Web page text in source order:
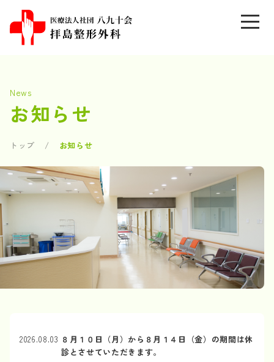
News
お知らせ
トップ お知らせ
2026.08.03 ８月１０日（月）から８月１４日（金）の期間は休
診とさせていただきます。